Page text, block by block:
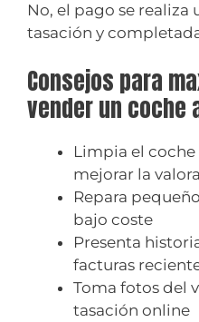
No, el pago se realiza
tasación y
Consejos para
vender un coche
Limpia el
mejorar la
Repara
bajo coste
Presenta
facturas
Toma fotos del
tasación online